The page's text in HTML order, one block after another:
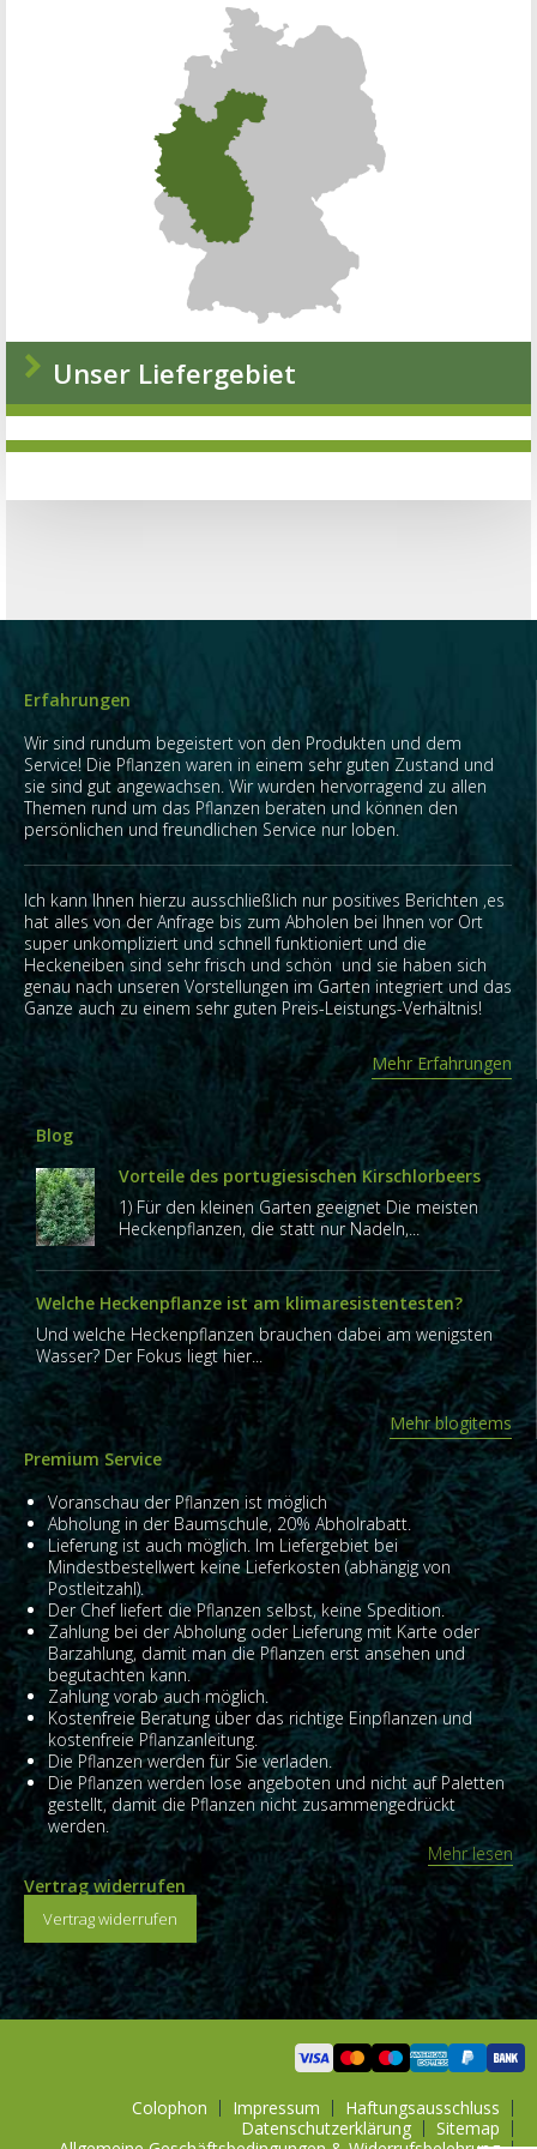
Unser Liefergebiet
Erfahrungen
Wir sind rundum begeistert von den Produkten und dem
Service! Die Pflanzen waren in einem sehr guten Zustand und
sie sind gut angewachsen. Wir wurden hervorragend zu allen
Themen rund um das Pflanzen beraten und können den
persönlichen und freundlichen Service nur loben.
Ich kann Ihnen hierzu ausschließlich nur positives Berichten ,es
hat alles von der Anfrage bis zum Abholen bei Ihnen vor Ort
super unkompliziert und schnell funktioniert und die
Heckeneiben sind sehr frisch und schön und sie haben sich
genau nach unseren Vorstellungen im Garten integriert und das
Ganze auch zu einem sehr guten Preis-Leistungs-Verhältnis!
Mehr Erfahrungen
Blog
Vorteile des portugiesischen Kirschlorbeers
1) Für den kleinen Garten geeignet Die meisten
Heckenpflanzen, die statt nur Nadeln,...
Welche Heckenpflanze ist am klimaresistentesten?
Und welche Heckenpflanzen brauchen dabei am wenigsten
Wasser? Der Fokus liegt hier...
Mehr blogitems
Premium Service
Voranschau der Pflanzen ist möglich
Abholung in der Baumschule, 20% Abholrabatt.
Lieferung ist auch möglich. Im Liefergebiet bei
Mindestbestellwert keine Lieferkosten (abhängig von
Postleitzahl).
Der Chef liefert die Pflanzen selbst, keine Spedition.
Zahlung bei der Abholung oder Lieferung mit Karte oder
Barzahlung, damit man die Pflanzen erst ansehen und
begutachten kann.
Zahlung vorab auch möglich.
Kostenfreie Beratung über das richtige Einpflanzen und
kostenfreie Pflanzanleitung.
Die Pflanzen werden für Sie verladen.
Die Pflanzen werden lose angeboten und nicht auf Paletten
gestellt, damit die Pflanzen nicht zusammengedrückt
werden.
Mehr lesen
Vertrag widerrufen
Vertrag widerrufen
Colophon Impressum
Haftungsausschluss
Datenschutzerklärung
Sitemap